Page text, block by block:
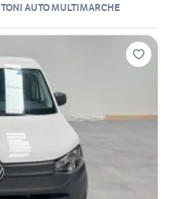
TONI AUTO MULTIMARCHE